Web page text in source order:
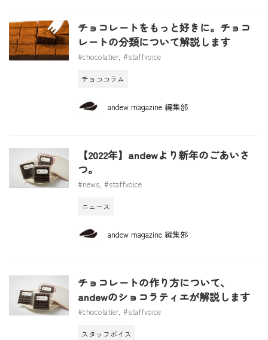
チョコレートをもっと好きに。チョコ
レートの分類について解説します
#chocolatier, #staffvoice
チョココラム
andew magazine 編集部
【2022年】andewより新年のごあいさ
つ。
#news, #staffvoice
ニュース
andew magazine 編集部
チョコレートの作り方について、
andewのショコラティエが解説します
#chocolatier, #staffvoice
スタッフボイス